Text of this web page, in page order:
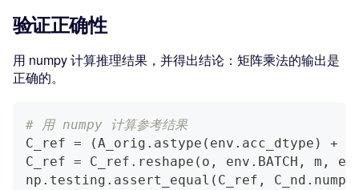
验证正确性
用 numpy 计算推理结果，并得出结论：矩阵乘法的输出是
正确的。
# 用 numpy 计算参考结果
C_ref = (A_orig . astype ( env . acc_dtype ) +
C_ref = C_ref . reshape ( o , env . BATCH , m ,
np . testing . assert_equal ( C_ref , C_nd . numpy